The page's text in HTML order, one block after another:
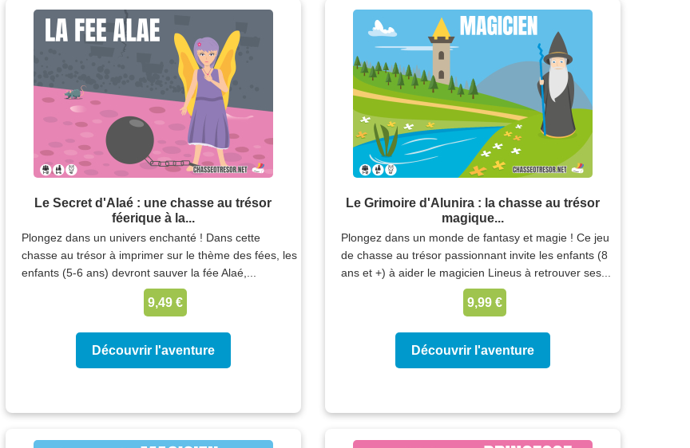
Le Secret d'Alaé : une chasse au trésor
féerique à la...
Plongez dans un univers enchanté ! Dans cette
chasse au trésor à imprimer sur le thème des fées, les
enfants (5-6 ans) devront sauver la fée Alaé,...
9,49 €
Découvrir l'aventure
Le Grimoire d'Alunira : la chasse au trésor
magique...
Plongez dans un monde de fantasy et magie ! Ce jeu
de chasse au trésor passionnant invite les enfants (8
ans et +) à aider le magicien Lineus à retrouver ses...
9,99 €
Découvrir l'aventure